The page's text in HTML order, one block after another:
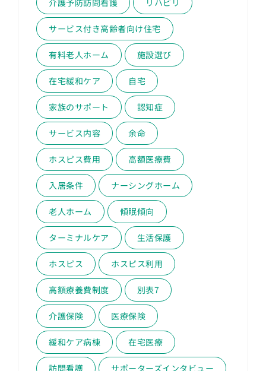
介護予防訪問看護 リハビリ
サービス付き高齢者向け住宅
有料老人ホーム 施設選び
在宅緩和ケア 自宅
家族のサポート 認知症
サービス内容 余命
ホスピス費用 高額医療費
入居条件 ナーシングホーム
老人ホーム 傾眠傾向
ターミナルケア 生活保護
ホスピス ホスピス利用
高額療養費制度 別表7
介護保険 医療保険
緩和ケア病棟 在宅医療
訪問看護 サポーターズインタビュー